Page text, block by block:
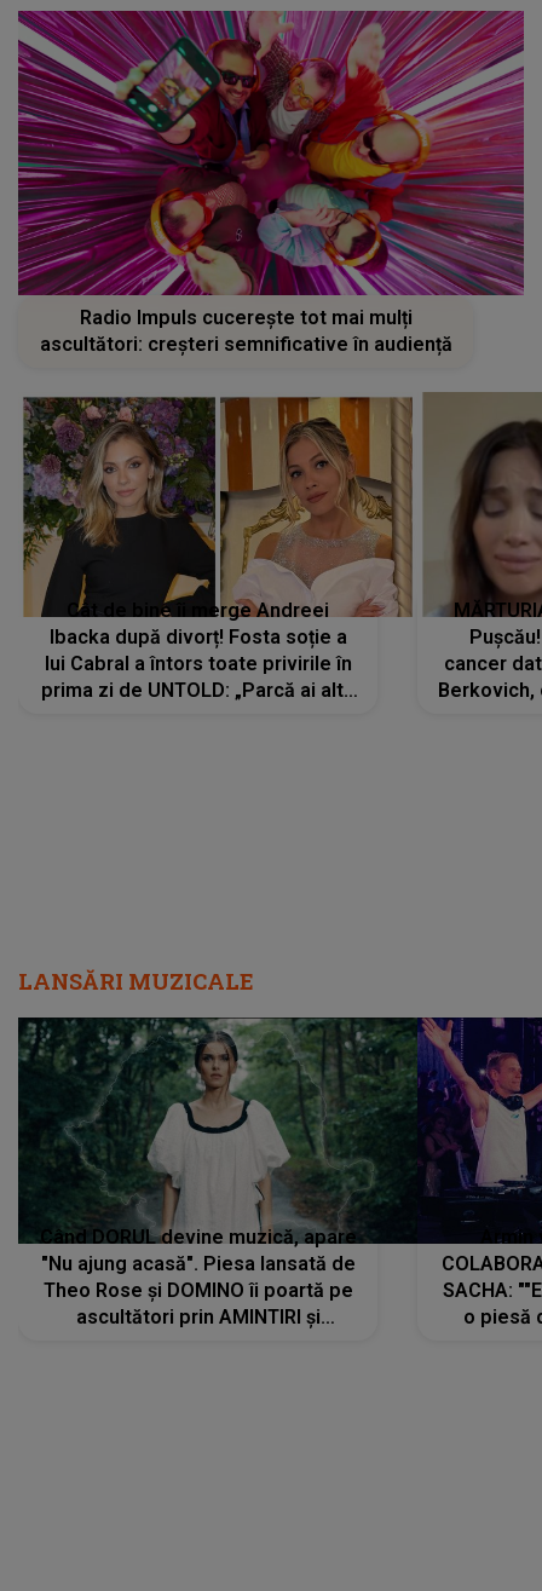
Radio Impuls cucerește tot mai mulți
ascultători: creșteri semnificative în audiență
Cât de bine îi merge Andreei
Ibacka după divorț! Fosta soție a
lui Cabral a întors toate privirile în
prima zi de UNTOLD: „Parcă ai altă
cancer
LANSĂRI MUZICALE
Când DORUL devine muzică, apare
"Nu ajung acasă". Piesa lansată de
Theo Rose și DOMINO îi poartă pe
ascultători prin AMINTIRI și
SACHA:
o piesă